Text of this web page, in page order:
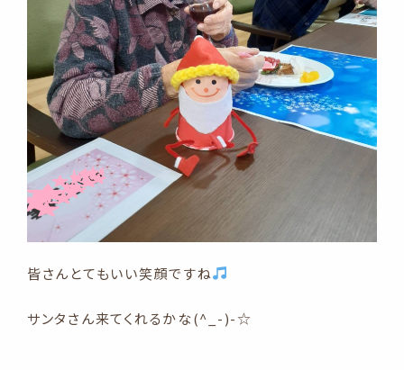
皆さんとてもいい笑顔ですね
サンタさん来てくれるかな(^_-)-☆